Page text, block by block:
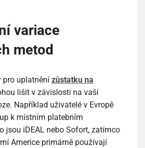
variace
metod
pro uplatnění zůstatku na
lišit v závislosti na vaší
Například uživatelé v Evropě
k místním platebním
jsou iDEAL nebo Sofort, zatímco
Americe primárně používají